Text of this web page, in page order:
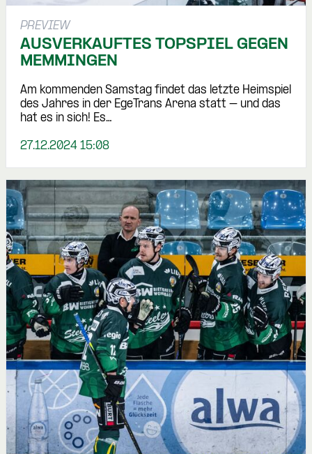
PREVIEW
AUSVERKAUFTES TOPSPIEL GEGEN
MEMMINGEN
Am kommenden Samstag findet das letzte Heimspiel
des Jahres in der EgeTrans Arena statt – und das
hat es in sich! Es…
27.12.2024 15:08